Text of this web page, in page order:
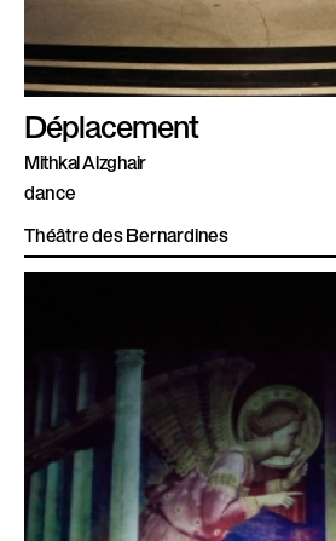
Déplacement
Mithkal Alzghair
dance
Théâtre des Bernardines